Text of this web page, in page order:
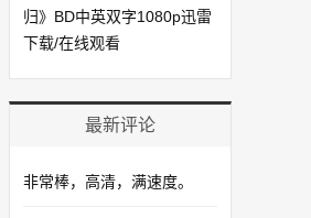
归》BD中英双字1080p迅雷
下载/在线观看
最新评论
非常棒，高清，满速度。